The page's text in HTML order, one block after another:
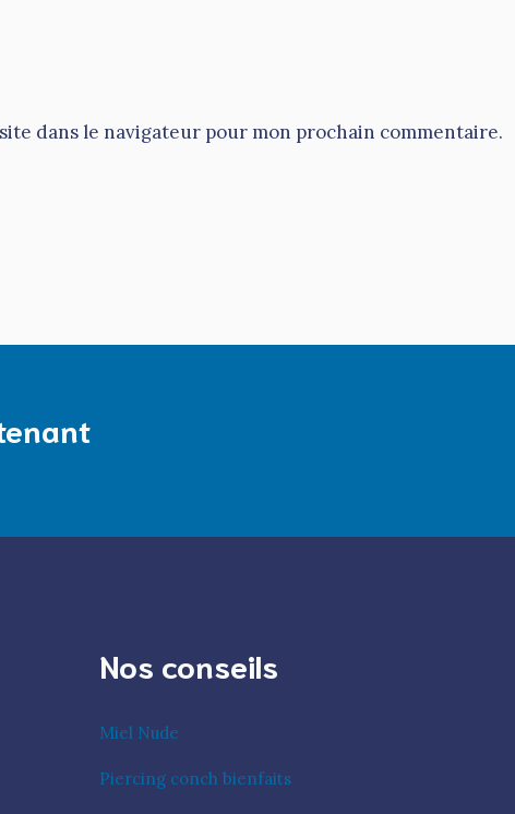
dans le navigateur pour mon prochain commentaire.
Nos conseils
Miel Nude
Piercing conch bienfaits